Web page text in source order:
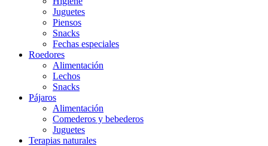
Juguetes
Piensos
Snacks
Fechas especiales
Roedores
Alimentación
Lechos
Snacks
Pájaros
Alimentación
Comederos y bebederos
Juguetes
Terapias naturales